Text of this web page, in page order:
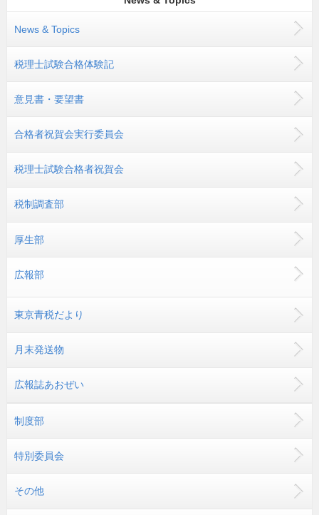
News & Topics
税理士試験合格体験記
意見書・要望書
合格者祝賀会実行委員会
税理士試験合格者祝賀会
税制調査部
厚生部
広報部
東京青税だより
月末発送物
広報誌あおぜい
制度部
特別委員会
その他